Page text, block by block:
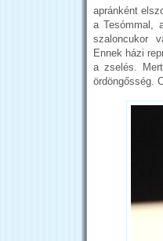
apránként
a Tesómmal,
szaloncukor
Ennek házi
a zselés.
ördöngősség.